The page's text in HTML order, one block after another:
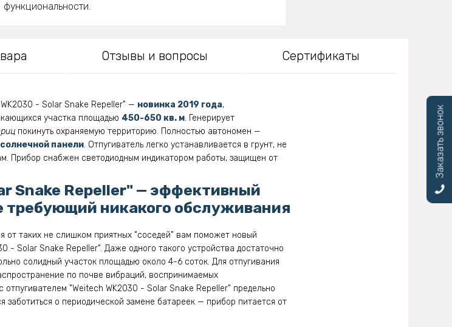
функциональности.
Отзывы и вопросы Сертификаты
- Solar Snake Repeller" — новинка 2019 года,
участка площадью 450-650 кв. м. Генерирует
покинуть охраняемую территорию. Полностью автономен —
панели. Отпугиватель легко устанавливается в грунт, не
Прибор снабжен светодиодным индикатором работы, защищен от
Snake Repeller" — эффективный
требующий никакого обслуживания
от таких не слишком приятных "соседей" вам поможет новый
- Solar Snake Repeller". Даже одного такого устройства достаточно
солидный участок площадью около 4-6 соток. Для отпугивания
по почве вибраций, воспринимаемых
"Weitech WK2030 - Solar Snake Repeller" предельно
о периодической замене батареек — прибор питается от
Заказать звонок